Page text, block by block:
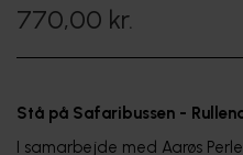
770,00 kr.
Stå på Safaribussen -
I samarbejde med Aarøs